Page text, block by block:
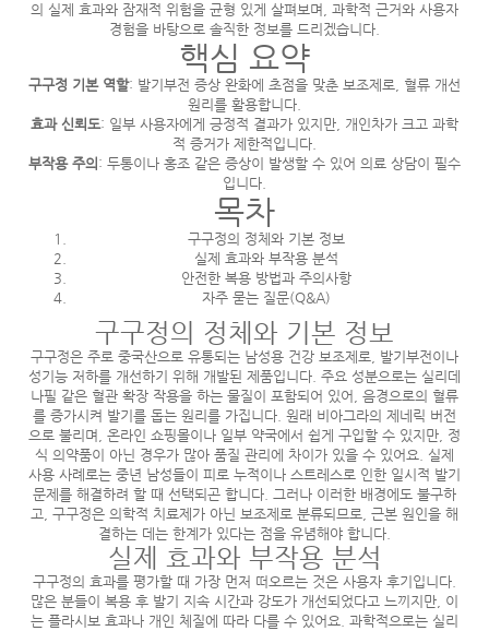
의 실제 효과와 잠재적 위험을 균형 있게 살펴보며, 과학적 근거와 사용자
경험을 바탕으로 솔직한 정보를 드리겠습니다.
핵심 요약
구구정 기본 역할: 발기부전 증상 완화에 초점을 맞춘 보조제로, 혈류 개선
원리를 활용합니다.
효과 신뢰도: 일부 사용자에게 긍정적 결과가 있지만, 개인차가 크고 과학
적 증거가 제한적입니다.
부작용 주의 : 두통이나 홍조 같은 증상이 발생할 수 있어 의료 상담이 필수
입니다.
목차
구구정의 정체와 기본 정보
실제 효과와 부작용 분석
안전한 복용 방법과 주의사항
자주 묻는 질문(Q&A)
구구정의 정체와 기본 정보
구구정은 주로 중국산으로 유통되는 남성용 건강 보조제로, 발기부전이나
성기능 저하를 개선하기 위해 개발된 제품입니다. 주요 성분으로는 실리데
나필 같은 혈관 확장 작용을 하는 물질이 포함되어 있어, 음경으로의 혈류
를 증가시켜 발기를 돕는 원리를 가집니다. 원래 비아그라의 제네릭 버전
으로 불리며, 온라인 쇼핑몰이나 일부 약국에서 쉽게 구입할 수 있지만, 정
식 의약품이 아닌 경우가 많아 품질 관리에 차이가 있을 수 있어요. 실제
사용 사례로는 중년 남성들이 피로 누적이나 스트레스로 인한 일시적 발기
문제를 해결하려 할 때 선택되곤 합니다. 그러나 이러한 배경에도 불구하
고, 구구정은 의학적 치료제가 아닌 보조제로 분류되므로, 근본 원인을 해
결하는 데는 한계가 있다는 점을 유념해야 합니다.
실제 효과와 부작용 분석
구구정의 효과를 평가할 때 가장 먼저 떠오르는 것은 사용자 후기입니다.
많은 분들이 복용 후 발기 지속 시간과 강도가 개선되었다고 느끼지만, 이
는 플라시보 효과나 개인 체질에 따라 다를 수 있어요. 과학적으로는 실리